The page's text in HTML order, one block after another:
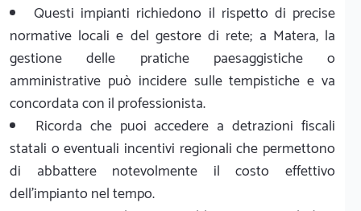
Questi impianti richiedono il rispetto di precise
normative locali e del gestore di rete; a Matera, la
gestione delle pratiche paesaggistiche o
amministrative può incidere sulle tempistiche e va
concordata con il professionista.
Ricorda che puoi accedere a detrazioni fiscali
statali o eventuali incentivi regionali che permettono
di abbattere notevolmente il costo effettivo
dell'impianto nel tempo.